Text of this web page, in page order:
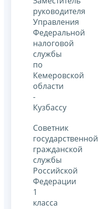
руководителя
Управления
Федеральной
налоговой
службы
по
Кемеровской
области
-
Кузбассу
Советник
государственной
гражданской
службы
Российской
Федерации
1
класса